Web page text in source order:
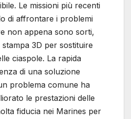
Le missioni più recenti
di affrontare i problemi
non appena sono sorti,
3D per sostituire
ciaspole. La rapida
di una soluzione
problema comune ha
le prestazioni delle
fiducia nei Marines per